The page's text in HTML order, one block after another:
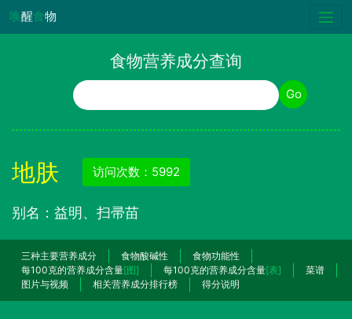
唤醒食物
食物营养成分查询
食物名称 Go
地肤 访问次数：5992
别名：益明、扫帚苗
三种主要营养成分 食物酸碱性
食物功能性
每100克的营养成分含量[图] 每100克的营养成分含量[表]
菜谱
图片与视频
相关营养成分排行榜 得分说明